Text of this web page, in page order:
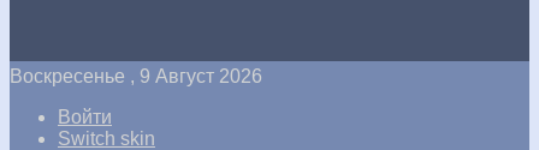
Воскресенье , 9 Август 2026
Войти
Switch skin